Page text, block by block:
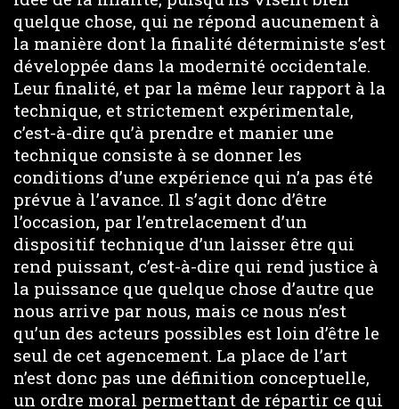
quelque chose, qui ne répond aucunement à
la manière dont la finalité déterministe s’est
développée dans la modernité occidentale.
Leur finalité, et par la même leur rapport à la
technique, et strictement expérimentale,
c’est-à-dire qu’à prendre et manier une
technique consiste à se donner les
conditions d’une expérience qui n’a pas été
prévue à l’avance. Il s’agit donc d’être
l’occasion, par l’entrelacement d’un
dispositif technique d’un laisser être qui
rend puissant, c’est-à-dire qui rend justice à
la puissance que quelque chose d’autre que
nous arrive par nous, mais ce nous n’est
qu’un des acteurs possibles est loin d’être le
seul de cet agencement. La place de l’art
n’est donc pas une définition conceptuelle,
un ordre moral permettant de répartir ce qui